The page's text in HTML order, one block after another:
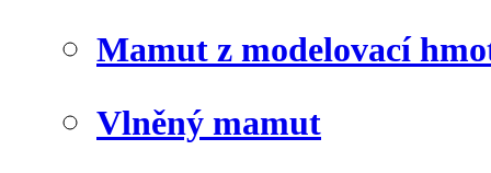
Mamut z modelovací
Vlněný mamut